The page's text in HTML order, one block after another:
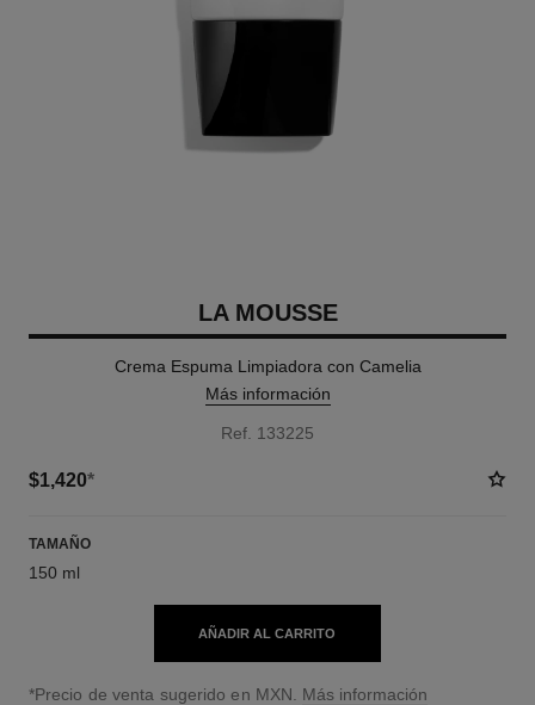
LA MOUSSE
Crema Espuma Limpiadora con Camelia
Más información
Ref. 133225
$1,420*
TAMAÑO
150 ml
AÑADIR AL CARRITO
↩
*Precio de venta sugerido en MXN. Más información